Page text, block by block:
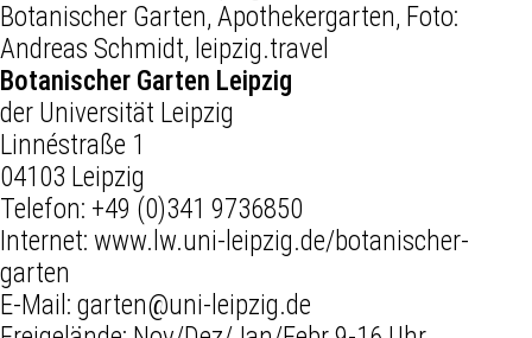
Botanischer Garten, Apothekergarten, Foto:
Andreas Schmidt, leipzig.travel
Botanischer Garten Leipzig
der Universität Leipzig
Linnéstraße 1
04103 Leipzig
Telefon: +49 (0)341 9736850
Internet: www.lw.uni-leipzig.de/botanischer-
garten
E-Mail: garten@uni-leipzig.de